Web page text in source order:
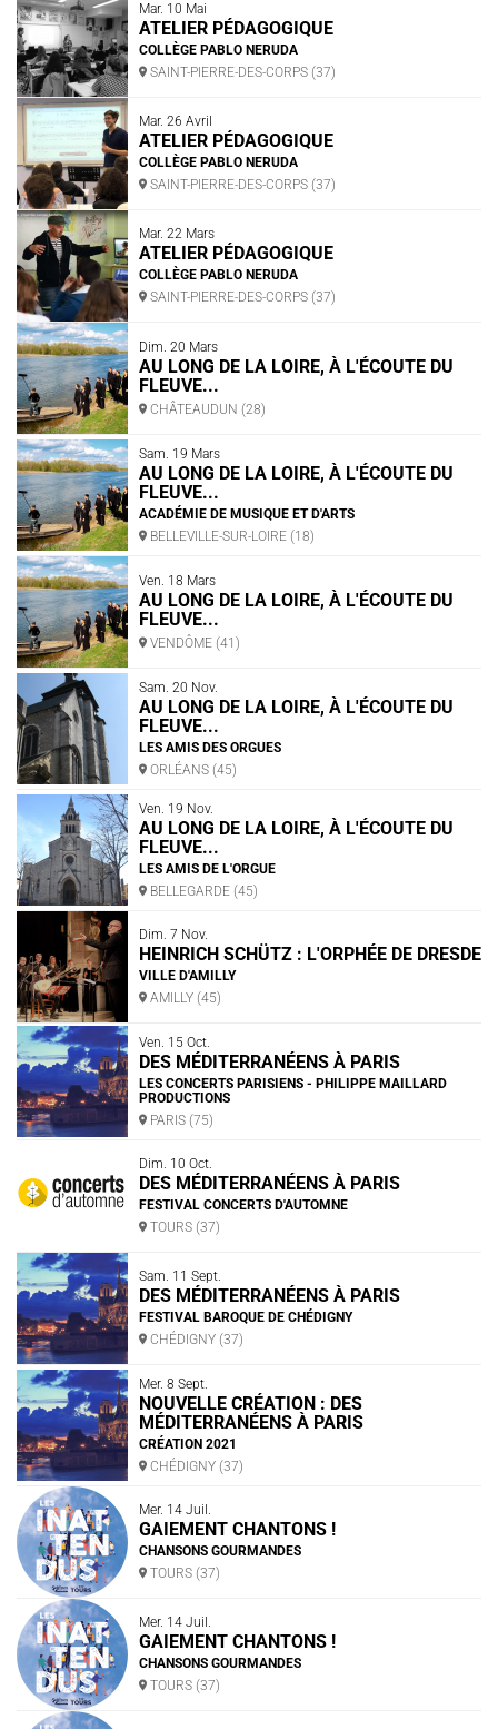
Mar. 10 Mai
ATELIER PÉDAGOGIQUE
COLLÈGE PABLO NERUDA
SAINT-PIERRE-DES-CORPS (37)
Mar. 26 Avril
ATELIER PÉDAGOGIQUE
COLLÈGE PABLO NERUDA
SAINT-PIERRE-DES-CORPS (37)
Mar. 22 Mars
ATELIER PÉDAGOGIQUE
COLLÈGE PABLO NERUDA
SAINT-PIERRE-DES-CORPS (37)
Dim. 20 Mars
AU LONG DE LA LOIRE, À L'ÉCOUTE DU
FLEUVE...
CHÂTEAUDUN (28)
Sam. 19 Mars
AU LONG DE LA LOIRE, À L'ÉCOUTE DU
FLEUVE...
ACADÉMIE DE MUSIQUE ET D'ARTS
BELLEVILLE-SUR-LOIRE (18)
Ven. 18 Mars
AU LONG DE LA LOIRE, À L'ÉCOUTE DU
FLEUVE...
VENDÔME (41)
Sam. 20 Nov.
AU LONG DE LA LOIRE, À L'ÉCOUTE DU
FLEUVE...
LES AMIS DES ORGUES
ORLÉANS (45)
Ven. 19 Nov.
AU LONG DE LA LOIRE, À L'ÉCOUTE DU
FLEUVE...
LES AMIS DE L'ORGUE
BELLEGARDE (45)
Dim. 7 Nov.
HEINRICH SCHÜTZ : L'ORPHÉE DE DRESDE
VILLE D'AMILLY
AMILLY (45)
Ven. 15 Oct.
DES MÉDITERRANÉENS À PARIS
LES CONCERTS PARISIENS - PHILIPPE MAILLARD
PRODUCTIONS
PARIS (75)
Dim. 10 Oct.
DES MÉDITERRANÉENS À PARIS
FESTIVAL CONCERTS D'AUTOMNE
TOURS (37)
Sam. 11 Sept.
DES MÉDITERRANÉENS À PARIS
FESTIVAL BAROQUE DE CHÉDIGNY
CHÉDIGNY (37)
Mer. 8 Sept.
NOUVELLE CRÉATION : DES
MÉDITERRANÉENS À PARIS
CRÉATION 2021
CHÉDIGNY (37)
Mer. 14 Juil.
GAIEMENT CHANTONS !
CHANSONS GOURMANDES
TOURS (37)
Mer. 14 Juil.
GAIEMENT CHANTONS !
CHANSONS GOURMANDES
TOURS (37)